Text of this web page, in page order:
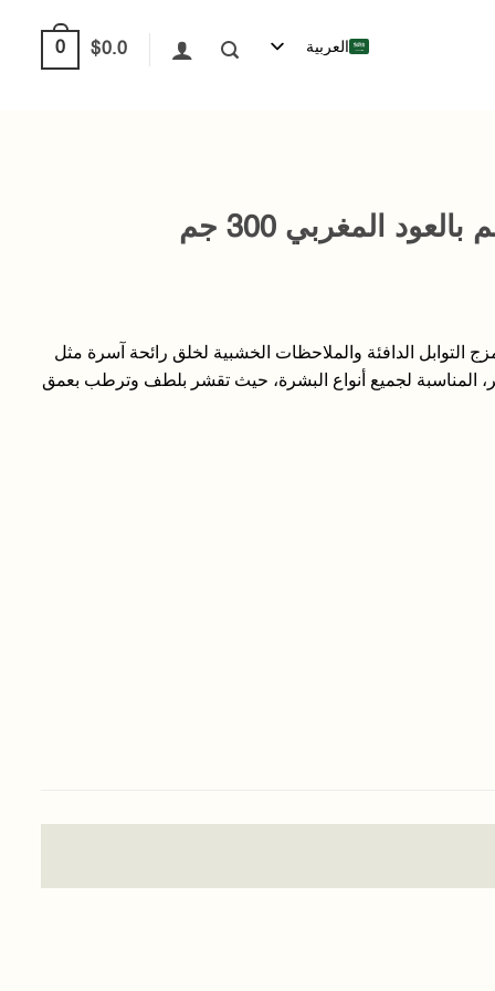
العربية $0.0
0
المغربي 300 جم
التوابل الدافئة والملاحظات الخشبية لخلق رائحة آسرة مثل
المناسبة لجميع أنواع البشرة، حيث تقشر بلطف وترطب بعمق